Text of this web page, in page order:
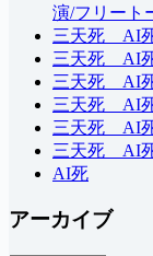
演/フリート
三天死 AI
三天死 AI
三天死 AI
三天死 AI
三天死 AI
三天死 AI
AI死
アーカイブ